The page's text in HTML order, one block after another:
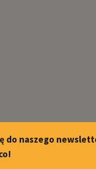
do naszego